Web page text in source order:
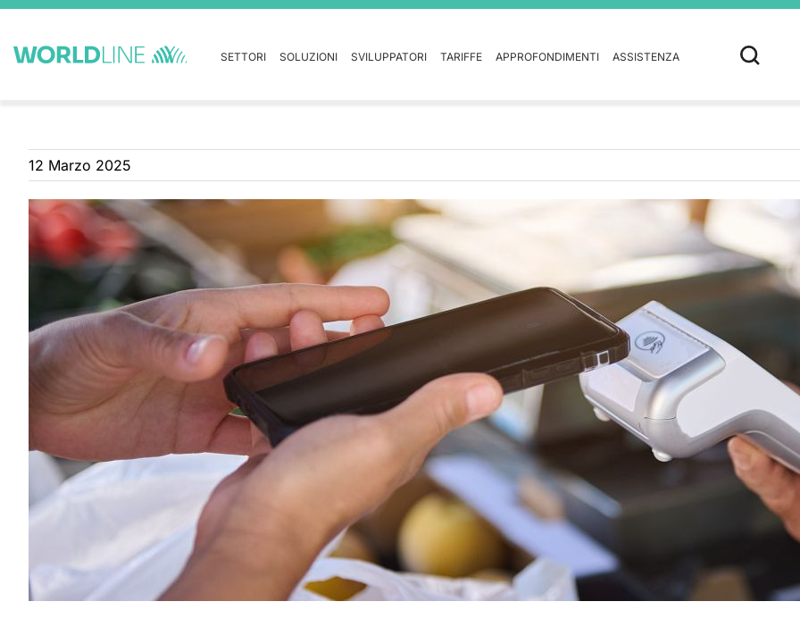
SETTORI SOLUZIONI SVILUPPATORI TARIFFE APPROFONDIMENTI ASSISTENZA
12 Marzo 2025